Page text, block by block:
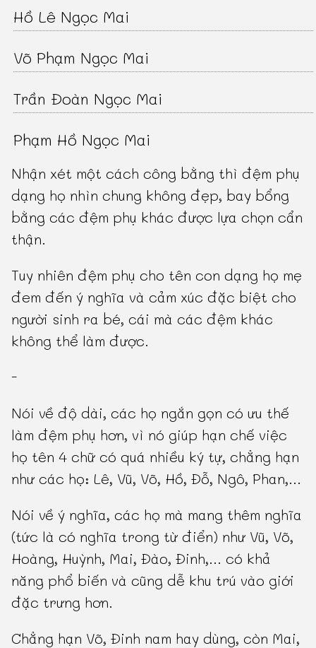
Hồ Lê Ngọc Mai
Võ Phạm Ngọc Mai
Trần Đoàn Ngọc Mai
Phạm Hồ Ngọc Mai
Nhận xét một cách công bằng thì đệm phụ
dạng họ nhìn chung không đẹp, bay bổng
bằng các đệm phụ khác được lựa chọn cẩn
thận.
Tuy nhiên đệm phụ cho tên con dạng họ mẹ
đem đến ý nghĩa và cảm xúc đặc biệt cho
người sinh ra bé, cái mà các đệm khác
không thể làm được.
-
Nói về độ dài, các họ ngắn gọn có ưu thế
làm đệm phụ hơn, vì nó giúp hạn chế việc
họ tên 4 chữ có quá nhiều ký tự, chẳng hạn
như các họ: Lê, Vũ, Võ, Hồ, Đỗ, Ngô, Phan,...
Nói về ý nghĩa, các họ mà mang thêm nghĩa
(tức là có nghĩa trong từ điển) như Vũ, Võ,
Hoàng, Huỳnh, Mai, Đào, Đinh,... có khả
năng phổ biến và cũng dễ khu trú vào giới
đặc trưng hơn.
Chẳng hạn Võ, Đinh nam hay dùng, còn Mai,